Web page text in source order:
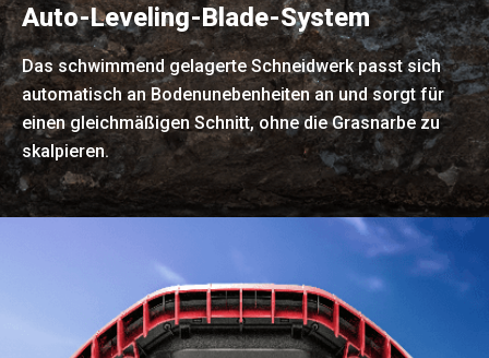
Auto-Leveling-Blade-System
Das schwimmend gelagerte Schneidwerk passt sich
automatisch an Bodenunebenheiten an und sorgt für
einen gleichmäßigen Schnitt, ohne die Grasnarbe zu
skalpieren.